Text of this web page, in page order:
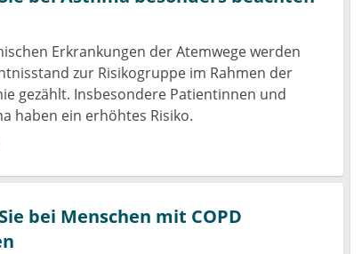
Erkrankungen der Atemwege werden
zur Risikogruppe im Rahmen der
gezählt. Insbesondere Patientinnen und
haben ein erhöhtes Risiko.
bei Menschen mit COPD